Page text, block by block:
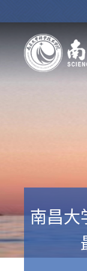
南昌大